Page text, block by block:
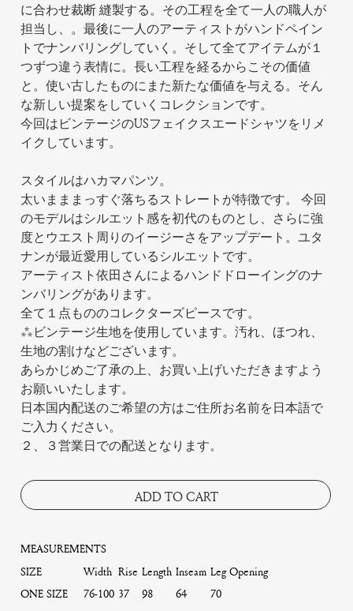
に合わせ裁断 縫製する。その工程を全て一人の職人が
担当し、。最後に一人のアーティストがハンドペイン
トでナンバリングしていく。そして全てアイテムが１
つずつ違う表情に。長い工程を経るからこその価値
と。使い古したものにまた新たな価値を与える。そん
な新しい提案をしていくコレクションです。
今回はビンテージのUSフェイクスエードシャツをリメ
イクしています。
スタイルはハカマパンツ。
太いまままっすぐ落ちるストレートが特徴です。 今回
のモデルはシルエット感を初代のものとし、さらに強
度とウエスト周りのイージーさをアップデート。ユタ
ナンが最近愛用しているシルエットです。
アーティスト依田さんによるハンドドローイングのナ
ンバリングがあります。
全て１点もののコレクターズピースです。
***ビンテージ生地を使用しています。汚れ、ほつれ、
生地の割けなどございます。
あらかじめご了承の上、お買い上げいただきますよう
お願いいたします。
日本国内配送のご希望の方はご住所お名前を日本語で
ご入力ください。
２、３営業日での配送となります。
ADD TO CART
MEASUREMENTS
SIZE
Width Rise Length Inseam Leg Opening
ONE SIZE
76-100 37 98 64
70